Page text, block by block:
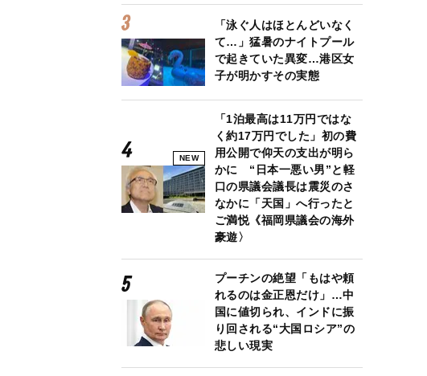
「泳ぐ人はほとんどいなく
て…」猛暑のナイトプール
で起きていた異変…港区女
子が明かすその実態
NEW
「1泊最高は11万円ではな
く約17万円でした」初の費
用公開で仰天の支出が明ら
かに “日本一悪い男”と軽
口の県議会議長は震災のさ
なかに「天国」へ行ったと
ご満悦《福岡県議会の海外
豪遊〉
プーチンの絶望「もはや頼
れるのは金正恩だけ」…中
国に値切られ、インドに振
り回される“大国ロシア”の
悲しい現実